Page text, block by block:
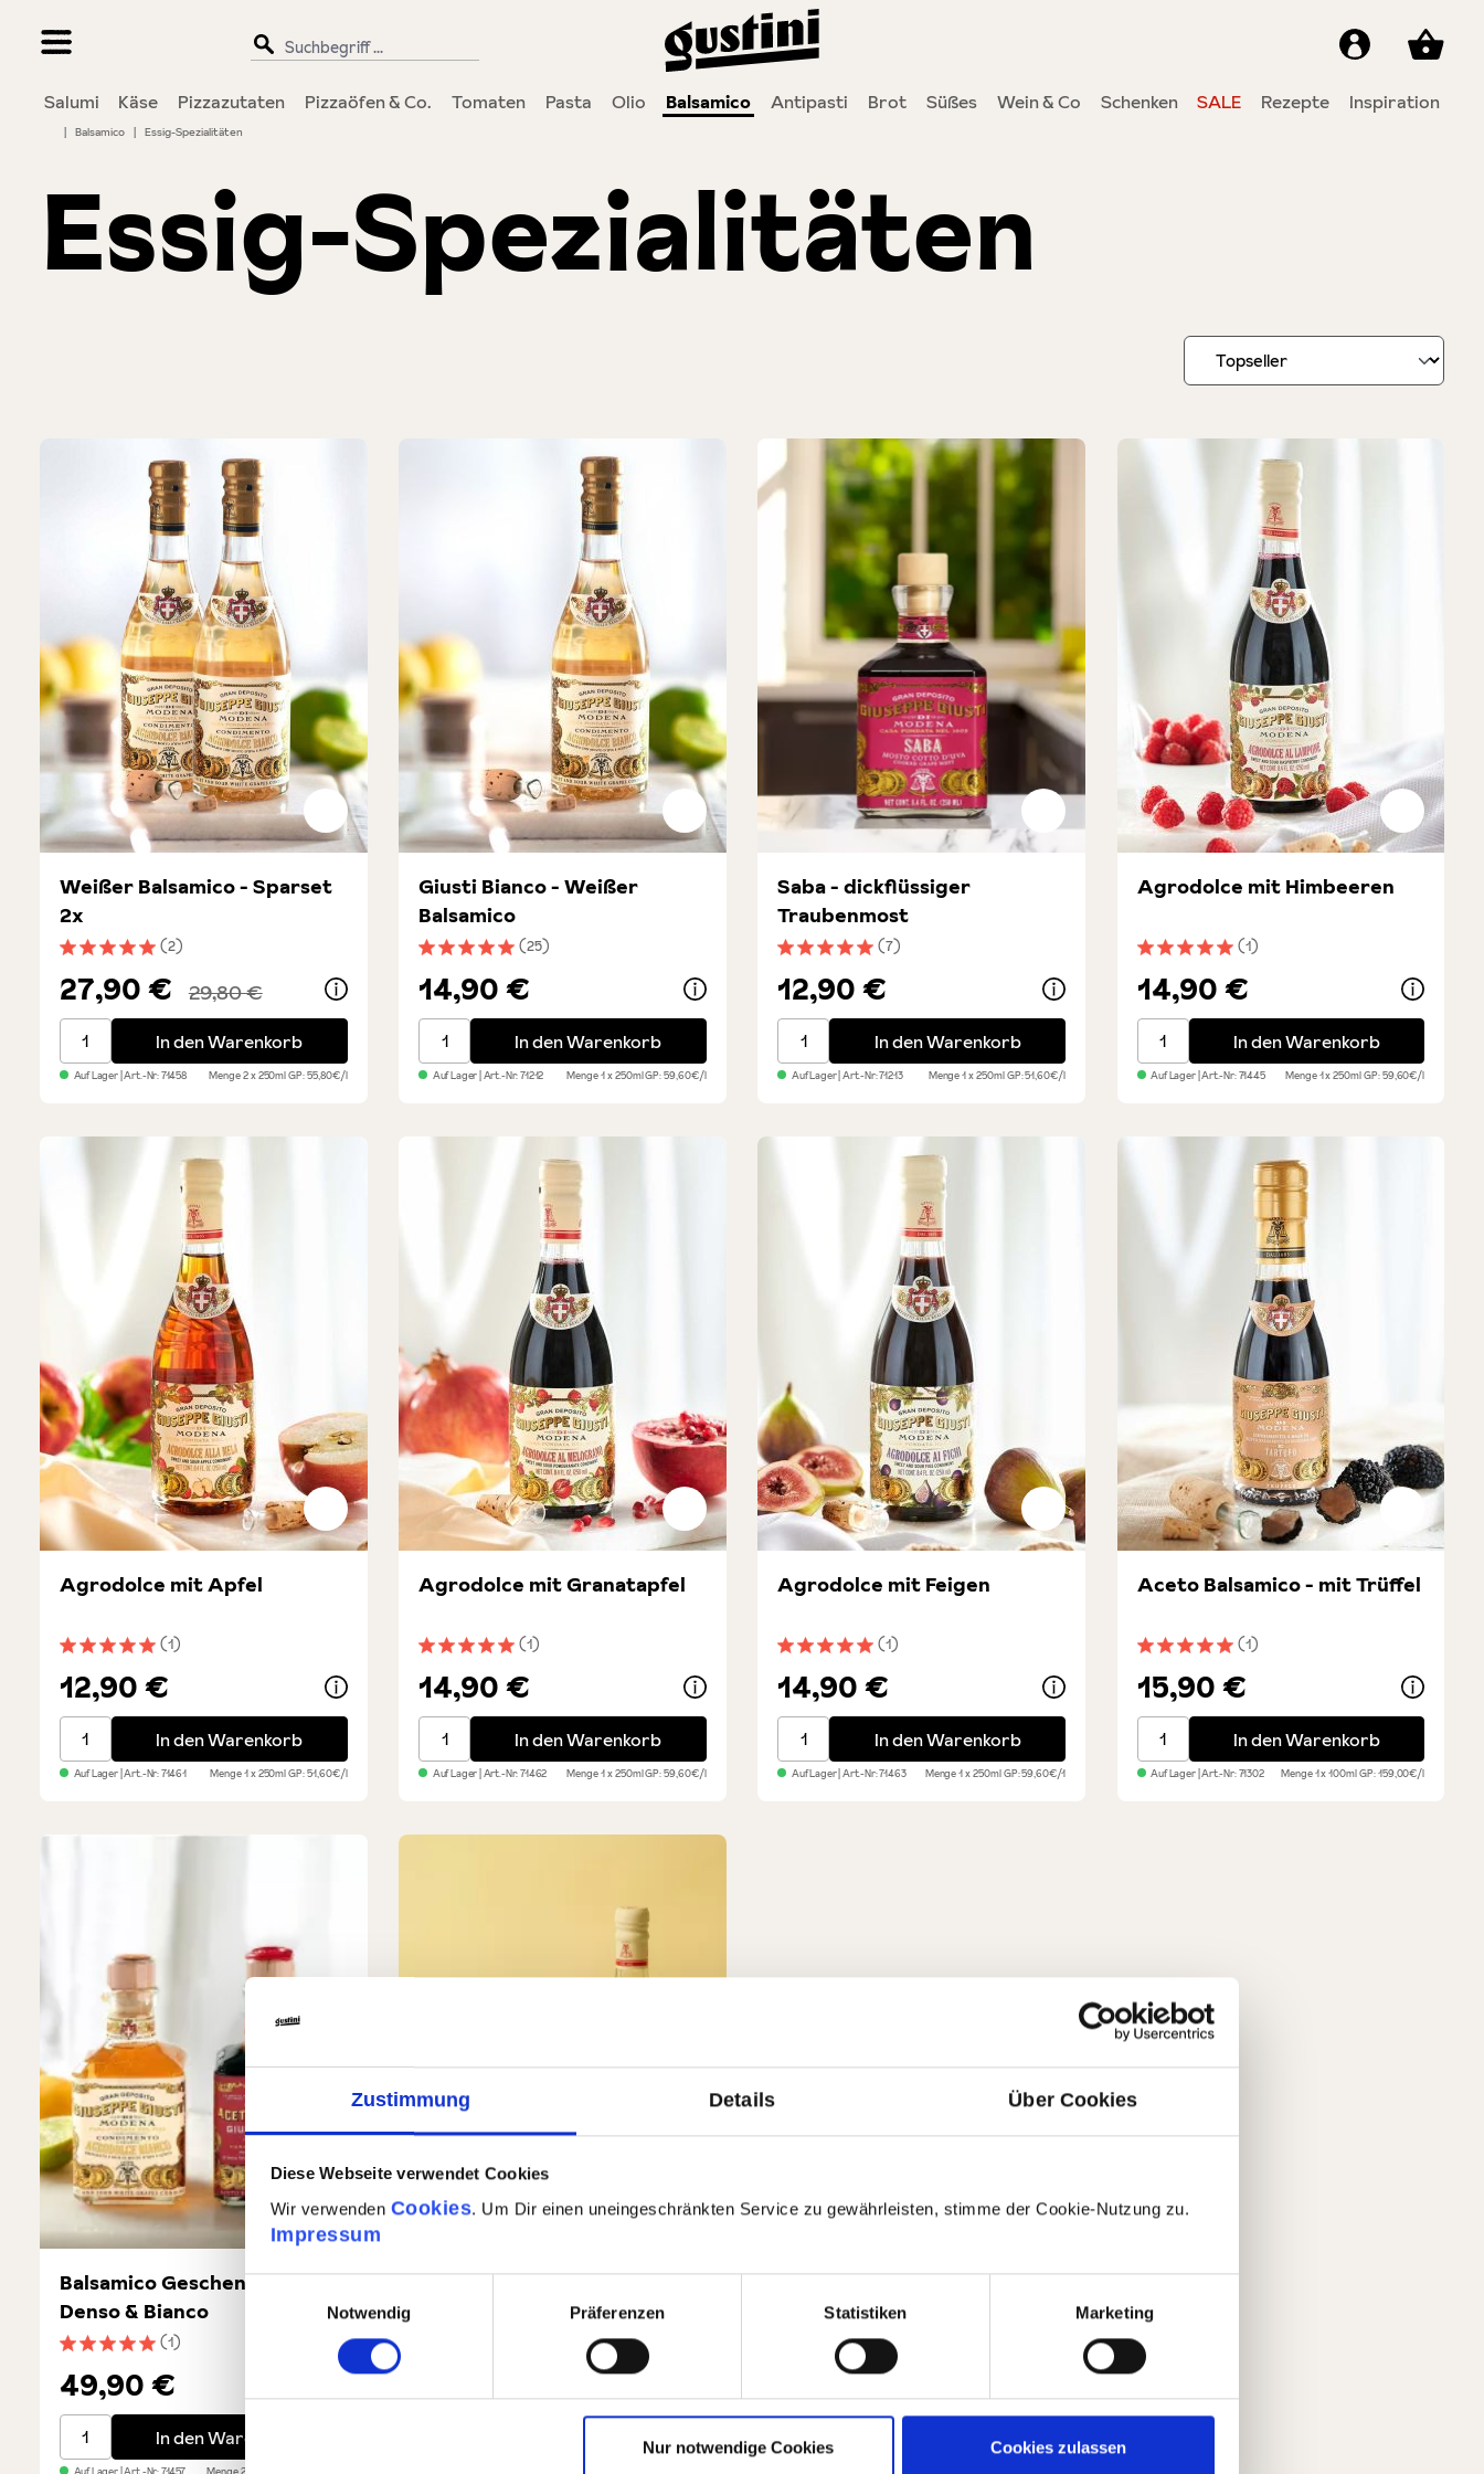
Zustimmung Details Über Cookies
Diese Webseite verwendet Cookies
Wir verwenden Cookies. Um Dir einen uneingeschränkten Service zu gewährleisten, stimme der Cookie-Nutzung zu.
Impressum
Einwilligungsauswahl
Notwendig
Präferenzen Statistiken Marketing
Nur notwendige Cookies Cookies zulassen
Salumi Käse Pizzazutaten Pizzaöfen & Co. Tomaten Pasta Olio Balsamico Antipasti Brot Süßes Wein & Co Schenken SALE Rezepte Inspiration
| Balsamico | Essig-Spezialitäten
Essig-Spezialitäten
Durchschnittliche Bewertung von 5 von 5 Sternen
(2)
Weißer Balsamico - Sparset
2x
27,90 € 29,80 €
Weißer Balsamico - Sparset 2x
In den Warenkorb
Auf Lager| Art.-Nr:71458 Menge2 x 250mlGP: 55,80€/l
Durchschnittliche Bewertung von 5 von 5 Sternen
(25)
Giusti Bianco - Weißer
Balsamico
14,90 €
Giusti Bianco - Weißer Balsamico
In den Warenkorb
Auf Lager| Art.-Nr:71212 Menge1 x 250mlGP: 59,60€/l
Durchschnittliche Bewertung von 5 von 5 Sternen
(7)
Saba - dickflüssiger
Traubenmost
12,90 €
Saba - dickflüssiger Traubenmost
In den Warenkorb
Auf Lager| Art.-Nr:71213 Menge1 x 250mlGP: 51,60€/l
Durchschnittliche Bewertung von 5 von 5
(1)
Agrodolce mit Himbeeren
14,90 €
Agrodolce mit Himbeeren
In den Warenkorb
Auf Lager| Art.-Nr:71445 Menge1 x 250mlGP: 59,60€/l
Durchschnittliche Bewertung von 5 von 5 Sternen
(1)
Agrodolce mit Apfel
12,90 €
Agrodolce mit ApfelIn den Warenkorb
Auf Lager| Art.-Nr:71461 Menge1 x 250mlGP: 51,60€/l
Durchschnittliche Bewertung von 5 von 5 Sternen
(1)
Agrodolce mit Granatapfel
14,90 €
Agrodolce mit Granatapfel
In den Warenkorb
Auf Lager| Art.-Nr:71462 Menge1 x 250mlGP: 59,60€/l
Durchschnittliche Bewertung von 5 von 5 Sternen
(1)
Agrodolce mit Feigen
14,90 €
Agrodolce mit FeigenIn den Warenkorb
Auf Lager| Art.-Nr:71463 Menge1 x 250mlGP: 59,60€/1
Durchschnittliche Bewertung von 5 von 5
(1)
Aceto Balsamico - mit Trüffel
15,90 €
Aceto Balsamico - mit Trüffel
In den Warenkorb
Auf Lager| Art.-Nr:71302 Menge1 x 100mlGP: 159,00€/l
Durchschnittliche Bewertung von 5 von 5 Sternen
(1)
Balsamico Geschenkbox -
Denso & Bianco
49,90 €
Balsamico Geschenkbox - Denso & Bianco
In den Warenkorb
Agrodolce mit Ingwer
Agrodolce mit Ingwer
In den Warenkorb